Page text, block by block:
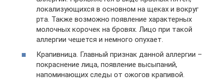
локализующихся в основном на щеках и вокруг
рта. Также возможно появление характерных
молочных корочек на бровях. Лицо при такой
аллергии чешется и немного опухает.
Крапивница. Главный признак данной аллергии –
покраснение лица, появление высыпаний,
напоминающих следы от ожогов крапивой.